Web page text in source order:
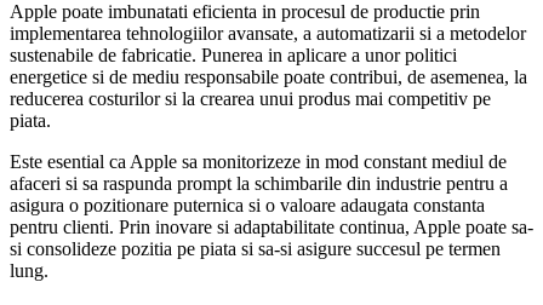
Apple poate imbunatati eficienta in procesul de productie prin
implementarea tehnologiilor avansate, a automatizarii si a metodelor
sustenabile de fabricatie. Punerea in aplicare a unor politici
energetice si de mediu responsabile poate contribui, de asemenea, la
reducerea costurilor si la crearea unui produs mai competitiv pe
piata.
Este esential ca Apple sa monitorizeze in mod constant mediul de
afaceri si sa raspunda prompt la schimbarile din industrie pentru a
asigura o pozitionare puternica si o valoare adaugata constanta
pentru clienti. Prin inovare si adaptabilitate continua, Apple poate sa-
si consolideze pozitia pe piata si sa-si asigure succesul pe termen
lung.